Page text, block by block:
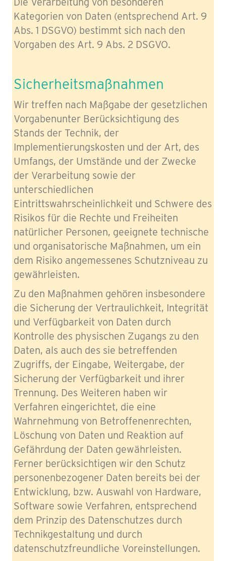
Kategorien von Daten (entsprechend Art. 9
Abs. 1 DSGVO) bestimmt sich nach den
Vorgaben des Art. 9 Abs. 2 DSGVO.
Sicherheitsmaßnahmen
Wir treffen nach Maßgabe der gesetzlichen
Vorgabenunter Berücksichtigung des
Stands der Technik, der
Implementierungskosten und der Art, des
Umfangs, der Umstände und der Zwecke
der Verarbeitung sowie der
unterschiedlichen
Eintrittswahrscheinlichkeit und Schwere des
Risikos für die Rechte und Freiheiten
natürlicher Personen, geeignete technische
und organisatorische Maßnahmen, um ein
dem Risiko angemessenes Schutzniveau zu
gewährleisten.
Zu den Maßnahmen gehören insbesondere
die Sicherung der Vertraulichkeit, Integrität
und Verfügbarkeit von Daten durch
Kontrolle des physischen Zugangs zu den
Daten, als auch des sie betreffenden
Zugriffs, der Eingabe, Weitergabe, der
Sicherung der Verfügbarkeit und ihrer
Trennung. Des Weiteren haben wir
Verfahren eingerichtet, die eine
Wahrnehmung von Betroffenenrechten,
Löschung von Daten und Reaktion auf
Gefährdung der Daten gewährleisten.
Ferner berücksichtigen wir den Schutz
personenbezogener Daten bereits bei der
Entwicklung, bzw. Auswahl von Hardware,
Software sowie Verfahren, entsprechend
dem Prinzip des Datenschutzes durch
Technikgestaltung und durch
datenschutzfreundliche Voreinstellungen.